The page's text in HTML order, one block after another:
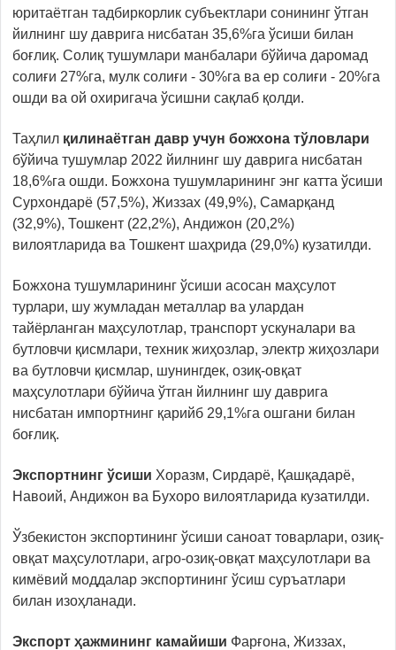
юритаётган тадбиркорлик субъектлари сонининг ўтган
йилнинг шу даврига нисбатан 35,6%га ўсиши билан
боғлиқ. Солиқ тушумлари манбалари бўйича даромад
солиғи 27%га, мулк солиғи - 30%га ва ер солиғи - 20%га
ошди ва ой охиригача ўсишни сақлаб қолди.
Таҳлил қилинаётган давр учун божхона тўловлари
бўйича тушумлар 2022 йилнинг шу даврига нисбатан
18,6%га ошди. Божхона тушумларининг энг катта ўсиши
Сурхондарё (57,5%), Жиззах (49,9%), Самарқанд
(32,9%), Тошкент (22,2%), Андижон (20,2%)
вилоятларида ва Тошкент шаҳрида (29,0%) кузатилди.
Божхона тушумларининг ўсиши асосан маҳсулот
турлари, шу жумладан металлар ва улардан
тайёрланган маҳсулотлар, транспорт ускуналари ва
бутловчи қисмлари, техник жиҳозлар, электр жиҳозлари
ва бутловчи қисмлар, шунингдек, озиқ-овқат
маҳсулотлари бўйича ўтган йилнинг шу даврига
нисбатан импортнинг қарийб 29,1%га ошгани билан
боғлиқ.
Экспортнинг ўсиши Хоразм, Сирдарё, Қашқадарё,
Навоий, Андижон ва Бухоро вилоятларида кузатилди.
Ўзбекистон экспортининг ўсиши саноат товарлари, озиқ-
овқат маҳсулотлари, агро-озиқ-овқат маҳсулотлари ва
кимёвий моддалар экспортининг ўсиш суръатлари
билан изоҳланади.
Экспорт ҳажмининг камайиши Фарғона, Жиззах,